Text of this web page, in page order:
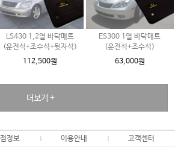
LS430 1,2열 바닥매트
(운전석+조수석+뒷자석)
112,500원
ES300 1열 바닥매트
(운전석+조수석)
63,000원
더보기 +
정보 이용안내 고객센터